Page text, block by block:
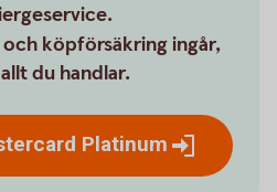
köpförsäkring ingår,
du handlar.
Platinum